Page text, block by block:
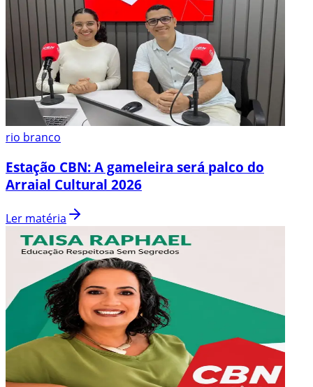
rio branco
Estação CBN: A gameleira será palco do
Arraial Cultural 2026
Ler matéria